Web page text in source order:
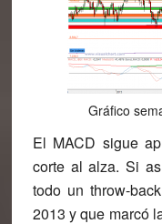
Gráfico
El MACD sigue
corte al alza. Si
todo un throw-
2013 y que marcó